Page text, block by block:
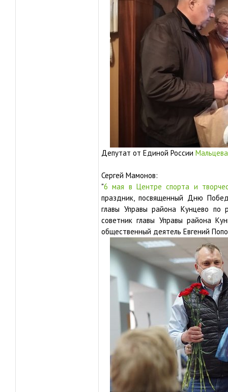
Депутат от Единой России
Сергей Мамонов:
"6 мая в Центре спорта и
праздник, посвященный Дню
главы Управы района Кунцево по
советник главы Управы района
общественный деятель Евгений